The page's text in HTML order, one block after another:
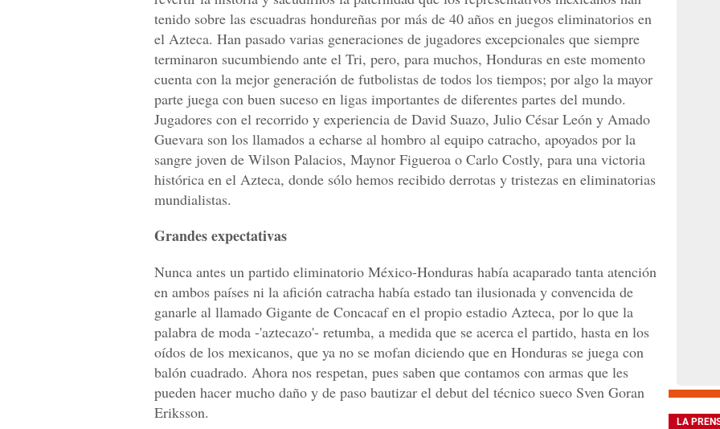
tenido sobre las escuadras hondureñas por más de 40 años en juegos eliminatorios en
el Azteca. Han pasado varias generaciones de jugadores excepcionales que siempre
terminaron sucumbiendo ante el Tri, pero, para muchos, Honduras en este momento
cuenta con la mejor generación de futbolistas de todos los tiempos; por algo la mayor
parte juega con buen suceso en ligas importantes de diferentes partes del mundo.
Jugadores con el recorrido y experiencia de David Suazo, Julio César León y Amado
Guevara son los llamados a echarse al hombro al equipo catracho, apoyados por la
sangre joven de Wilson Palacios, Maynor Figueroa o Carlo Costly, para una victoria
histórica en el Azteca, donde sólo hemos recibido derrotas y tristezas en eliminatorias
mundialistas.
Grandes expectativas
Nunca antes un partido eliminatorio México-Honduras había acaparado tanta atención
en ambos países ni la afición catracha había estado tan ilusionada y convencida de
ganarle al llamado Gigante de Concacaf en el propio estadio Azteca, por lo que la
palabra de moda -'aztecazo'- retumba, a medida que se acerca el partido, hasta en los
oídos de los mexicanos, que ya no se mofan diciendo que en Honduras se juega con
balón cuadrado. Ahora nos respetan, pues saben que contamos con armas que les
pueden hacer mucho daño y de paso bautizar el debut del técnico sueco Sven Goran
Eriksson.
LA